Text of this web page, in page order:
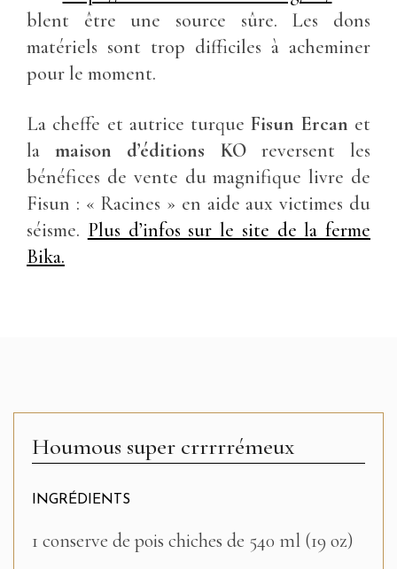
blent être une source sûre. Les dons
matériels sont trop difficiles à acheminer
pour le moment.
La cheffe et autrice turqueFisun Ercan et
lamaison d’éditions KOreversent les
bénéfices de vente du magnifique livre de
Fisun : « Racines » en aide aux victimes du
séisme. Plus d’infos sur le site de la ferme
Bika.
Houmous super crrrrrémeux
INGRÉDIENTS
1 conserve de pois chiches de 540 ml (19 oz)